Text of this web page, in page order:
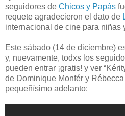
seguidores de Chicos y Papás
requete agradecieron el dato de
internacional de cine para niñas
Este sábado (14 de diciembre)
y, nuevamente, todxs los
pueden entrar ¡gratis! y ver
de Dominique Monfér y
pequeñísimo adelanto: